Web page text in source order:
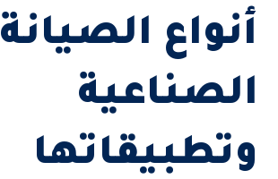
أنواع الصيانة
الصناعية
وتطبيقاتها